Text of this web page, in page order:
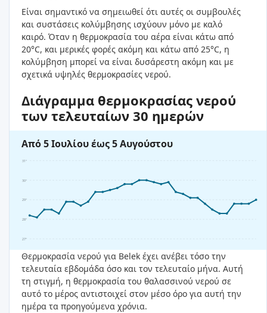
Είναι σημαντικό να σημειωθεί ότι αυτές οι συμβουλές
και συστάσεις κολύμβησης ισχύουν μόνο με καλό
καιρό. Όταν η θερμοκρασία του αέρα είναι κάτω από
20°C, και μερικές φορές ακόμη και κάτω από 25°C, η
κολύμβηση μπορεί να είναι δυσάρεστη ακόμη και με
σχετικά υψηλές θερμοκρασίες νερού.
Διάγραμμα θερμοκρασίας νερού
των τελευταίων 30 ημερών
Από 5 Ιουλίου έως 5 Αυγούστου
27°
28°
29°
30°
31°
Θερμοκρασία νερού για Belek έχει ανέβει τόσο την
τελευταία εβδομάδα όσο και τον τελευταίο μήνα. Αυτή
τη στιγμή, η θερμοκρασία του θαλασσινού νερού σε
αυτό το μέρος αντιστοιχεί στον μέσο όρο για αυτή την
ημέρα τα προηγούμενα χρόνια.